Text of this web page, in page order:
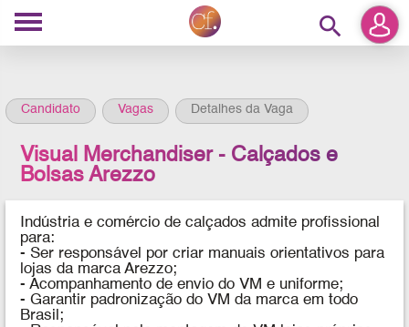
search
Candidato Vagas Detalhes da Vaga
Visual Merchandiser - Calçados e
Bolsas Arezzo
Indústria e comércio de calçados admite profissional
para:
- Ser responsável por criar manuais orientativos para
lojas da marca Arezzo;
- Acompanhamento de envio do VM e uniforme;
- Garantir padronização do VM da marca em todo
Brasil;